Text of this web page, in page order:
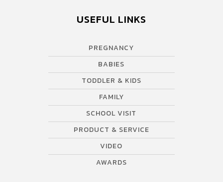
USEFUL LINKS
PREGNANCY
BABIES
TODDLER & KIDS
FAMILY
SCHOOL VISIT
PRODUCT & SERVICE
VIDEO
AWARDS